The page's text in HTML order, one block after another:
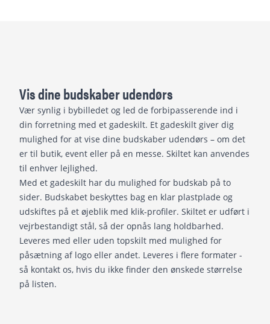
Vis dine budskaber udendørs
Vær synlig i bybilledet og led de forbipasserende ind i
din forretning med et gadeskilt. Et gadeskilt giver dig
mulighed for at vise dine budskaber udendørs – om det
er til butik, event eller på en messe. Skiltet kan anvendes
til enhver lejlighed.
Med et gadeskilt har du mulighed for budskab på to
sider. Budskabet beskyttes bag en klar plastplade og
udskiftes på et øjeblik med klik-profiler. Skiltet er udført i
vejrbestandigt stål, så der opnås lang holdbarhed.
Leveres med eller uden topskilt med mulighed for
påsætning af logo eller andet. Leveres i flere formater -
så kontakt os, hvis du ikke finder den ønskede størrelse
på listen.